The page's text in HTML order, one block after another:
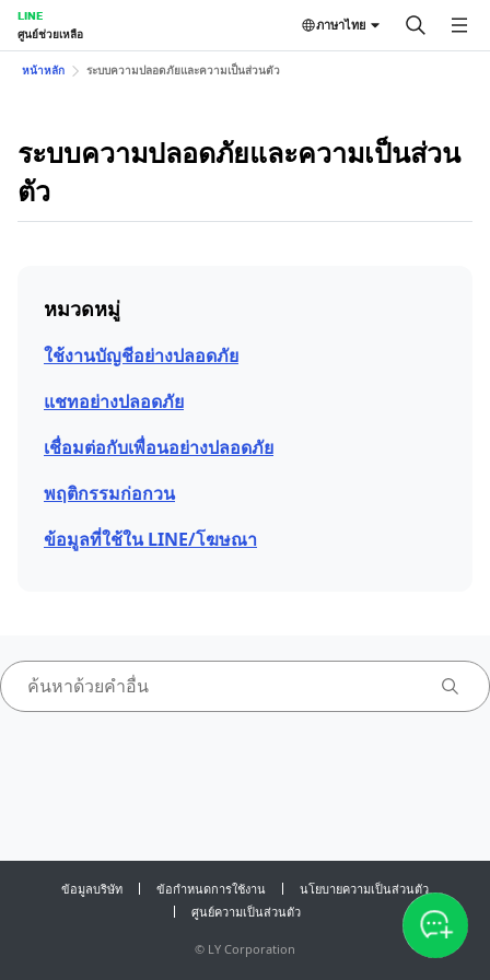
LINE
ศูนย์ช่วยเหลือ
ภาษาไทย
หน้าหลัก ระบบความปลอดภัยและความเป็นส่วนตัว
ระบบความปลอดภัยและความเป็นส่วน
ตัว
หมวดหมู่
ใช้งานบัญชีอย่างปลอดภัย
แชทอย่างปลอดภัย
เชื่อมต่อกับเพื่อนอย่างปลอดภัย
พฤติกรรมก่อกวน
ข้อมูลที่ใช้ใน LINE/โฆษณา
ข้อมูลบริษัท ข้อกำหนดการใช้งาน
นโยบายความเป็นส่วนตัว
ศูนย์ความเป็นส่วนตัว
© LY Corporation